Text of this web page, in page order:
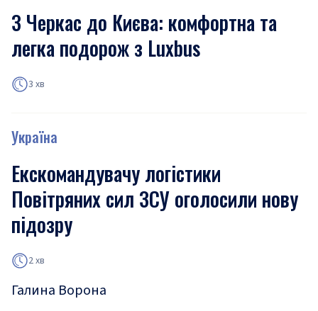
З Черкас до Києва: комфортна та
легка подорож з Luxbus
3 хв
Україна
Екскомандувачу логістики
Повітряних сил ЗСУ оголосили нову
підозру
2 хв
Галина Ворона